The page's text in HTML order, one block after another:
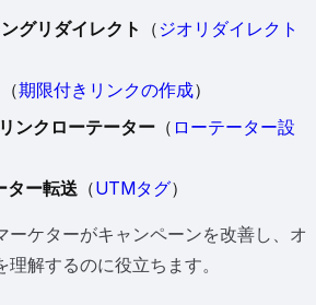
グリダイレクト
（ ジオリダイレクト
（期限付きリンクの作成）
リンクローテーター （ ローテーター設
ター転送 （UTMタグ）
ーケターがキャンペーンを改善し、オ
解するのに役立ちます。